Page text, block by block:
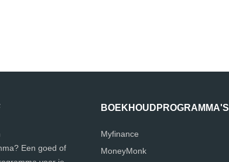
Een goed of
BOEKHOUDPROGRAMMA'S
Myfinance
MoneyMonk